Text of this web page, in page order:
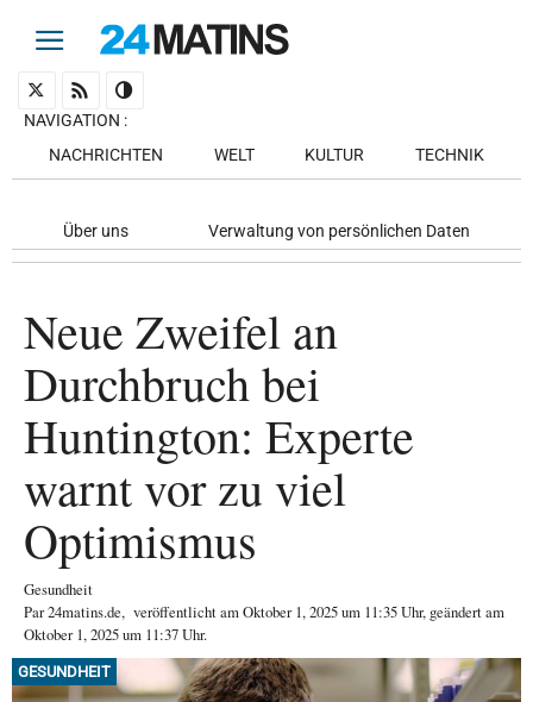
NAVIGATION :
NACHRICHTEN
WELT KULTUR TECHNIK
Über uns Verwaltung von persönlichen Daten
Neue Zweifel an
Durchbruch bei
Huntington: Experte
warnt vor zu viel
Optimismus
Gesundheit
Par24matins.de, veröffentlicht amOktober 1, 2025um 11:35 Uhr, geändert am
Oktober 1, 2025 um 11:37 Uhr.
GESUNDHEIT